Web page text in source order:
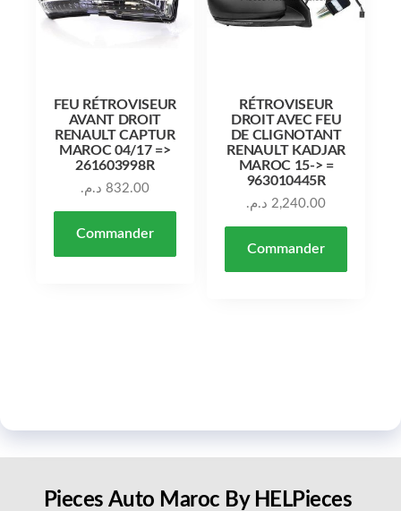
FEU RÉTROVISEUR
AVANT DROIT
RENAULT CAPTUR
MAROC 04/17 =>
261603998R
832.00 د.م.
Commander
RÉTROVISEUR
DROIT AVEC FEU
DE CLIGNOTANT
RENAULT KADJAR
MAROC 15-> =
963010445R
2,240.00 د.م.
Commander
Pieces Auto Maroc By HELPieces